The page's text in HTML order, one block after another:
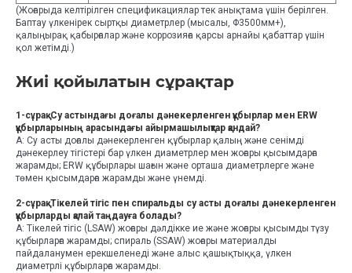
(Жоғарыда келтірілген спецификациялар тек анықтама үшін берілген.
Баптау үлкенірек сыртқы диаметрлер (мысалы, Φ3500мм+),
қалыңырақ қабырғалар және коррозияға қарсы арнайы қабаттар үшін
қол жетімді.)
Жиі қойылатын сұрақтар
1-сұрақ: Су астындағы доғалы дәнекерленген құбырлар мен ERW
құбырларының арасындағы айырмашылықтар қандай?
A: Су асты доғалы дәнекерленген құбырлар қалың және сенімді
дәнекерлеу тігістері бар үлкен диаметрлер мен жоғары қысымдарға
жарамды; ERW құбырлары шағын және орташа диаметрлерге және
төмен қысымдарға жарамды және үнемді.
2-сұрақ: Тікелей тігіс пен спиральды су асты доғалы дәнекерленген
құбырларды қалай таңдауға болады?
A: Тікелей тігіс (LSAW) жоғары дәлдікке ие және жоғары қысымды түзу
құбырларға жарамды; спираль (SSAW) жоғары материалды
пайдаланумен ерекшеленеді және алыс қашықтыққа, үлкен
диаметрлі құбырларға жарамды.